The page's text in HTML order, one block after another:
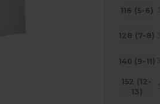
116 (5-6)
128 (7-8)
140 (9-11)
152 (12-
13)